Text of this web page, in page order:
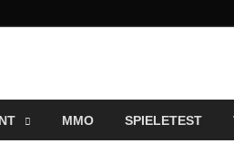
MMO SPIELETEST